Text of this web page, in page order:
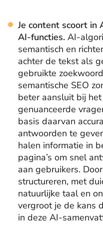
Je content scoort in
AI-functies. AI-
semantisch en
achter de tekst als
gebruikte
semantische SEO
beter aansluit bij
genuanceerde
basis daarvan
antwoorden te
halen informatie in
pagina’s om snel
aan gebruikers.
structureren, met
natuurlijke taal en
vergroot je de kans
in deze AI-